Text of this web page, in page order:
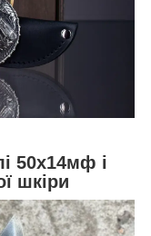
50х14мф і
шкіри